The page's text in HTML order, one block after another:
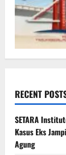
RECENT
SETARA
Kasus Eks
Agung